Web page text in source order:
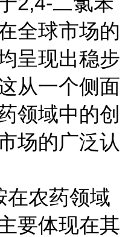
全球市场的
呈现出稳步
从一个侧面
领域中的创
场的广泛认
在农药领域
要体现在其